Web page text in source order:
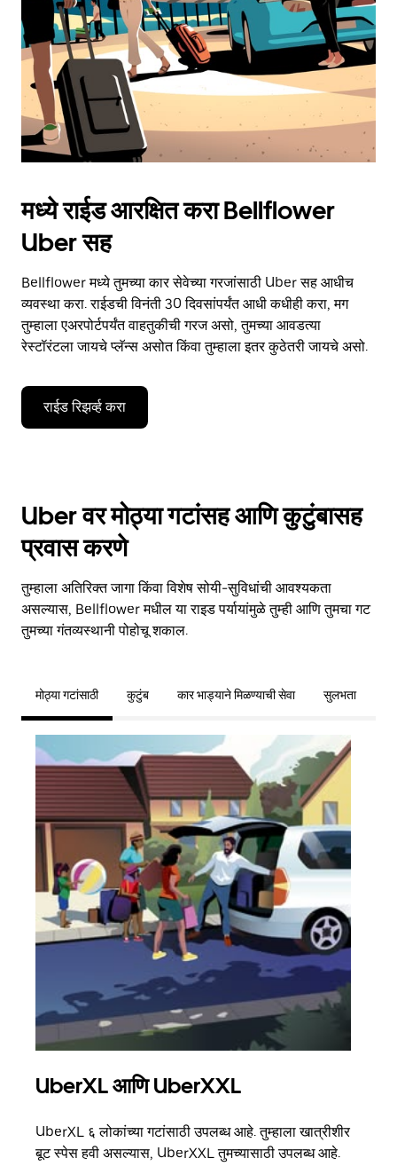
मध्ये राईड आरक्षित करा Bellflower
Uber सह
Bellflower मध्ये तुमच्या कार सेवेच्या गरजांसाठी Uber सह आधीच
व्यवस्था करा. राईडची विनंती 30 दिवसांपर्यंत आधी कधीही करा, मग
तुम्हाला एअरपोर्टपर्यंत वाहतुकीची गरज असो, तुमच्या आवडत्या
रेस्टॉरंटला जायचे प्लॅन्स असोत किंवा तुम्हाला इतर कुठेतरी जायचे असो.
राईड रिझर्व्ह करा
Uber वर मोठ्या गटांसह आणि कुटुंबासह
प्रवास करणे
तुम्हाला अतिरिक्त जागा किंवा विशेष सोयी-सुविधांची आवश्यकता
असल्यास, Bellflower मधील या राइड पर्यायांमुळे तुम्ही आणि तुमचा गट
तुमच्या गंतव्यस्थानी पोहोचू शकाल.
मोठ्या गटांसाठी कुटुंब कार भाड्याने मिळण्याची सेवा सुलभता
UberXL आणि UberXXL
UberXL ६ लोकांच्या गटांसाठी उपलब्ध आहे. तुम्हाला खात्रीशीर
बूट स्पेस हवी असल्यास, UberXXL तुमच्यासाठी उपलब्ध आहे.